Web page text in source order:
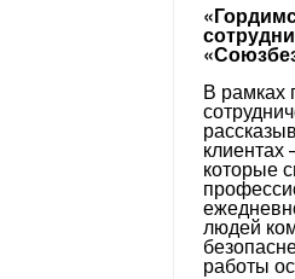
В рамках
которые
людей
работы